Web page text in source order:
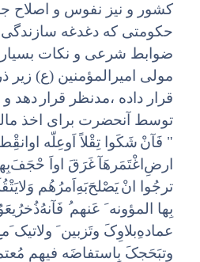
کشور و نیز نفوس و اصلاح
حکومتی که دغدغه سازندگی
ضوابط شرعی و نکات
مولی امیرالمؤمنین (ع) زیر
قرار داده ،‌مدنظر قرار دهد و
توسط آنحضرت برای اخذ
" فَآنْ شَکَوا تِقْلاً اَوعِلّه
ارضِ‌اغْتَمَرهَآغَرَقَ اواَ
ترجُوا انْیَصْلحَ‌بَهِ‌اَمرُهُم
بِها المؤونه َ عَنهم
عمادهِ‌بلاوِکَ وتَزبین َ ولاتیک
وتبَحَجکَ بِاستفاضَه فیهمِ